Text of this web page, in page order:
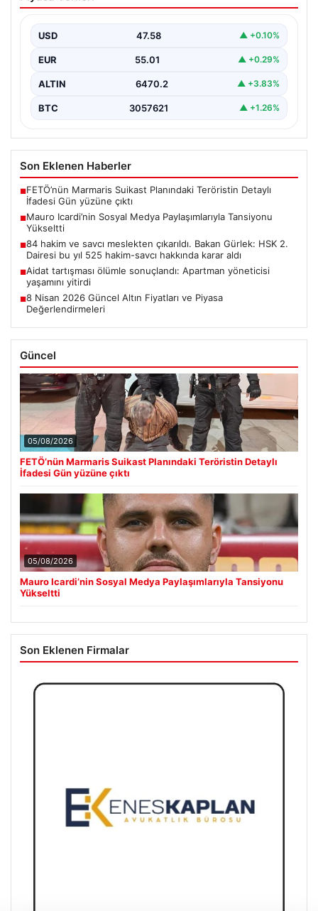
yollarını ayıran ve kariyerindeki belirsizlikler nedeniyle
gündemdeki isimler arasında…
USD 47.58 ▲ +0.10%
EUR 55.01 ▲ +0.29%
ALTIN 6470.2 ▲ +3.83%
BTC 3057621 ▲ +1.26%
Son Eklenen Haberler
■FETÖ’nün Marmaris Suikast Planındaki Teröristin Detaylı
İfadesi Gün yüzüne çıktı
■Mauro Icardi’nin Sosyal Medya Paylaşımlarıyla Tansiyonu
Yükseltti
■84 hakim ve savcı meslekten çıkarıldı. Bakan Gürlek: HSK 2.
Dairesi bu yıl 525 hakim-savcı hakkında karar aldı
■Aidat tartışması ölümle sonuçlandı: Apartman yöneticisi
yaşamını yitirdi
■8 Nisan 2026 Güncel Altın Fiyatları ve Piyasa
Değerlendirmeleri
Güncel
05/08/2026
FETÖ’nün Marmaris Suikast Planındaki Teröristin Detaylı
İfadesi Gün yüzüne çıktı
05/08/2026
Mauro Icardi’nin Sosyal Medya Paylaşımlarıyla Tansiyonu
Yükseltti
Son Eklenen Firmalar